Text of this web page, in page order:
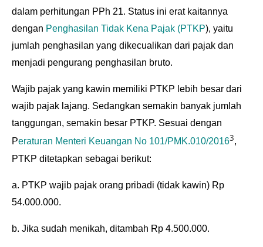
dalam perhitungan PPh 21. Status ini erat kaitannya
dengan Penghasilan Tidak Kena Pajak (PTKP), yaitu
jumlah penghasilan yang dikecualikan dari pajak dan
menjadi pengurang penghasilan bruto.
Wajib pajak yang kawin memiliki PTKP lebih besar dari
wajib pajak lajang. Sedangkan semakin banyak jumlah
tanggungan, semakin besar PTKP. Sesuai dengan
Peraturan Menteri Keuangan No 101/PMK.010/20163,
PTKP ditetapkan sebagai berikut:
a. PTKP wajib pajak orang pribadi (tidak kawin) Rp
54.000.000.
b. Jika sudah menikah, ditambah Rp 4.500.000.